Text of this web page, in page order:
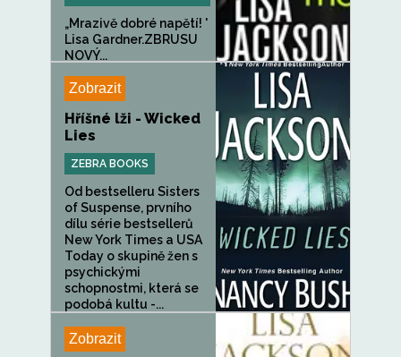
„Mrazivě dobré napětí! '
Lisa Gardner.ZBRUSU
NOVÝ...
Zobrazit
Hříšné lži - Wicked
Lies
ZEBRA BOOKS
Od bestselleru Sisters
of Suspense, prvního
dílu série bestsellerů
New York Times a USA
Today o skupině žen s
psychickými
schopnostmi, která se
podobá kultu -...
Zobrazit